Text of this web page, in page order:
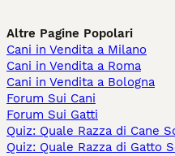
Altre Pagine Popolari
Cani in Vendita a Milano
Cani in Vendita a Roma
Cani in Vendita a Bologna
Forum Sui Cani
Forum Sui Gatti
Quiz: Quale Razza di Cane
Quiz: Quale Razza di Gatto